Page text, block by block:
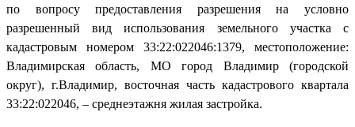
по вопросу предоставления разрешения на условно
разрешенный вид использования земельного участка с
кадастровым номером 33:22:022046:1379, местоположение:
Владимирская область, МО город Владимир (городской
округ), г.Владимир, восточная часть кадастрового квартала
33:22:022046, – среднеэтажня жилая застройка.